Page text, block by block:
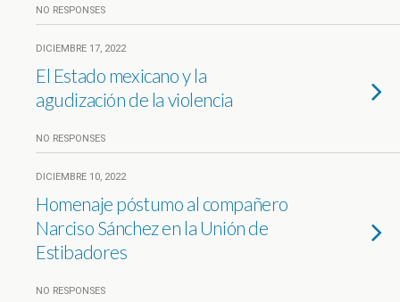
NO RESPONSES
DICIEMBRE 17, 2022
El Estado mexicano y la
agudización de la violencia
NO RESPONSES
DICIEMBRE 10, 2022
Homenaje póstumo al compañero
Narciso Sánchez en la Unión de
Estibadores
NO RESPONSES